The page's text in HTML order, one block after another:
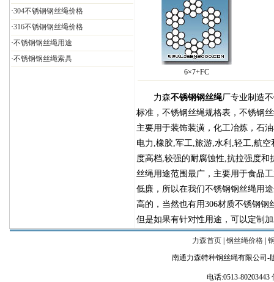
·304不锈钢钢丝绳价格
·316不锈钢钢丝绳价格
·不锈钢钢丝绳用途
·不锈钢钢丝绳索具
6×7+FC
力森不锈钢钢丝绳厂专业制造
标准，不锈钢丝绳规格表，不锈钢
主要用于装饰装潢，化工冶炼，石
电力,橡胶,军工,旅游,水利,轻工,航
度高档,较强的耐腐蚀性,抗拉强度和
丝绳用途范围最广，主要用于食品
低廉，所以在我们不锈钢钢丝绳用
高的，当然也有用306材质不锈钢
但是如果有针对性用途，可以定制
力森首页 钢丝绳价格
南通力森特种钢丝绳有限公司-
电话:0513-80203443